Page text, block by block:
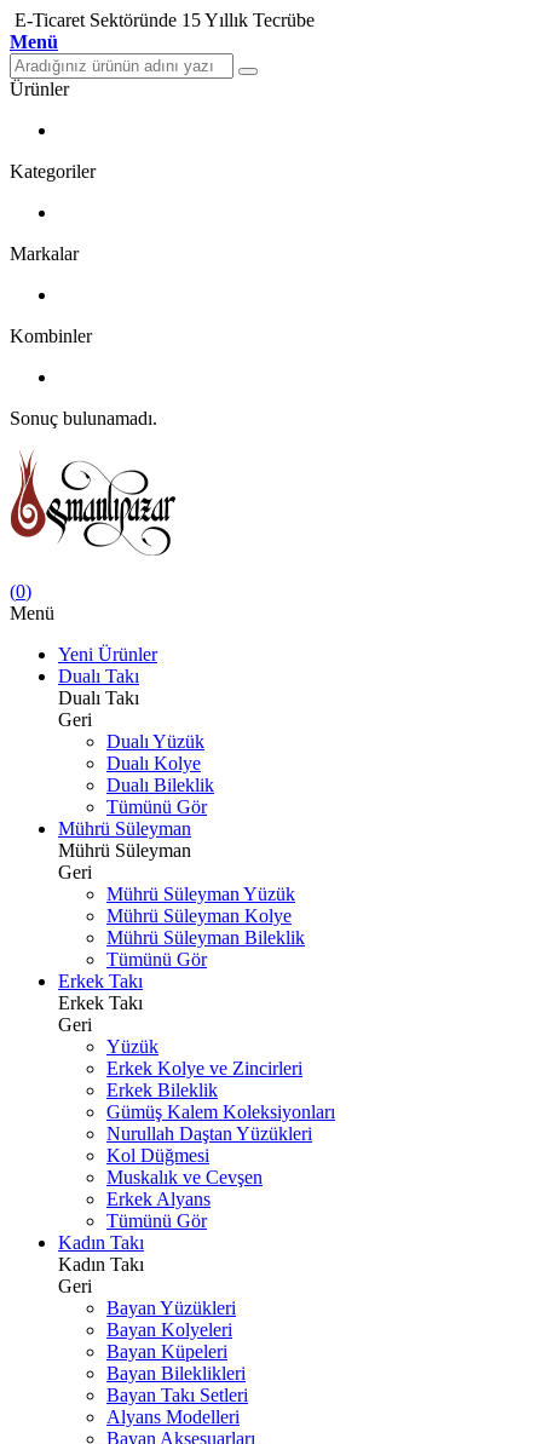
E-Ticaret Sektöründe 15 Yıllık Tecrübe
Menü
Ürünler
Kategoriler
Markalar
Kombinler
Sonuç bulunamadı.
(0)
Menü
Yeni Ürünler
Dualı Takı
Dualı Takı
Geri
Dualı Yüzük
Dualı Kolye
Dualı Bileklik
Tümünü Gör
Mührü Süleyman
Mührü Süleyman
Geri
Mührü Süleyman Yüzük
Mührü Süleyman Kolye
Mührü Süleyman Bileklik
Tümünü Gör
Erkek Takı
Erkek Takı
Geri
Yüzük
Erkek Kolye ve Zincirleri
Erkek Bileklik
Gümüş Kalem Koleksiyonları
Nurullah Daştan Yüzükleri
Kol Düğmesi
Muskalık ve Cevşen
Erkek Alyans
Tümünü Gör
Kadın Takı
Kadın Takı
Geri
Bayan Yüzükleri
Bayan Kolyeleri
Bayan Küpeleri
Bayan Bileklikleri
Bayan Takı Setleri
Alyans Modelleri
Bayan Aksesuarları